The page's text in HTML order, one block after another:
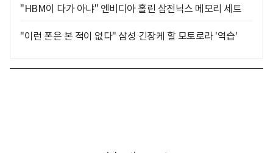
"HBM이 다가 아냐" 엔비디아 홀린 삼전닉스 메모리 세트
"이런 폰은 본 적이 없다" 삼성 긴장케 할 모토로라 '역습'